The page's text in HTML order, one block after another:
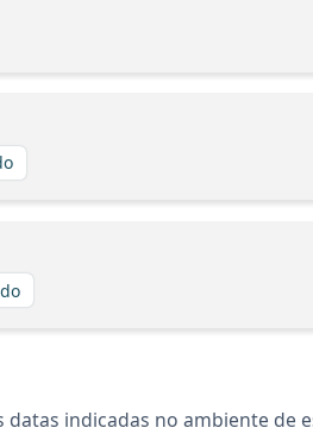
indicadas no ambiente de